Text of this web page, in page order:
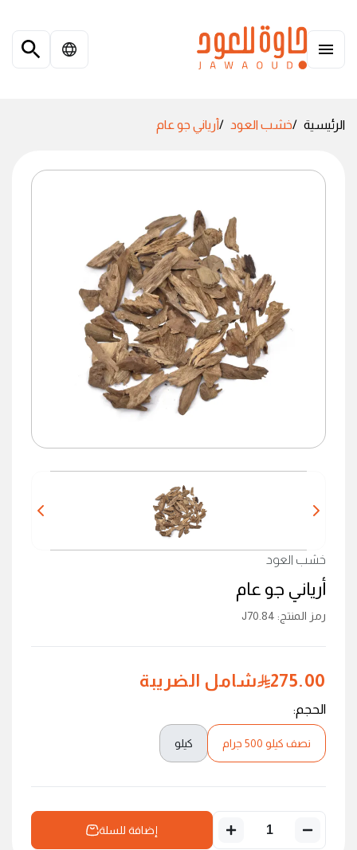
الرئيسية خشب العود أرياني جو عام
خشب العود
أرياني جو عام
رمز المنتج:
J70.84
275.00 شامل الضريبة
الحجم:
نصف كيلو 500 جرام كيلو
إضافة للسلة